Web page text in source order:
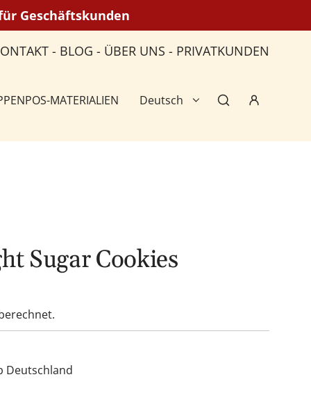
Geschäftskunden
- BLOG - ÜBER UNS - PRIVATKUNDEN
POS-MATERIALIEN Deutsch
Sugar Cookies
Deutschland